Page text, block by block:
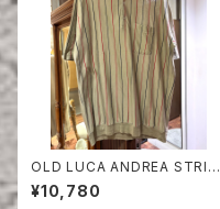
OLD LUCA ANDREA STRIPE
COTTON HALF SLEEVE SHI
RT
¥10,780